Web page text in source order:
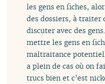
les gens en fiches,
des dossiers, à traiter
discuter avec des
mettre les gens en
maltraitance
a plein de cas où on
trucs bien et c’est